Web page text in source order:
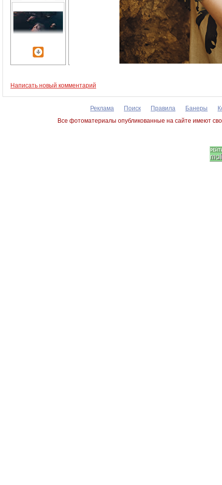
Написать новый комментарий
Реклама Поиск Правила Банеры
Все фотоматериалы опубликованные на сайте имеют